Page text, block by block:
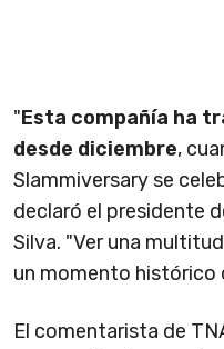
"Esta compañía ha
desde diciembre,
Slammiversary se
declaró el presidente
Silva. "Ver una
un momento histórico
El comentarista de